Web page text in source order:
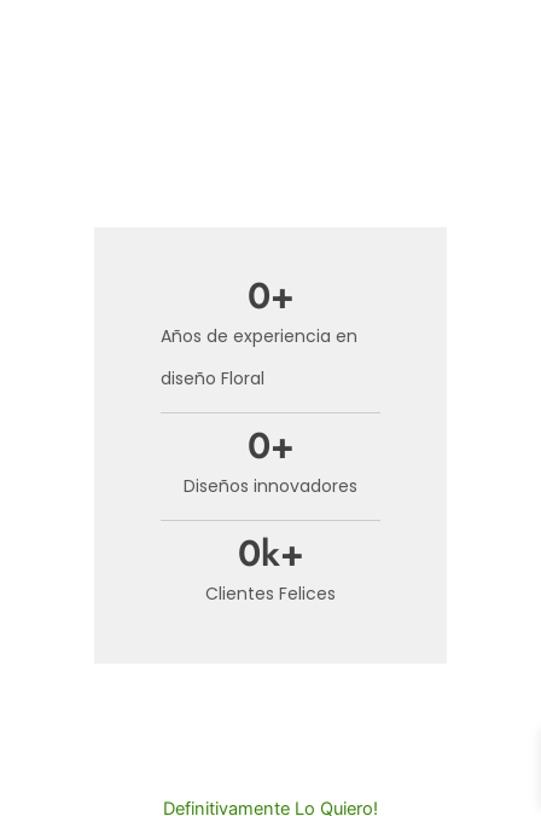
Años de experiencia en
diseño Floral
0+
Diseños innovadores
0+
Clientes Felices
0k+
Definitivamente Lo Quiero!